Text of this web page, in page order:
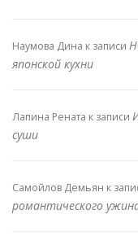
Наумова Дина к записи
японской кухни
Лапина Рената к записи
суши
Самойлов Демьян к
романтического